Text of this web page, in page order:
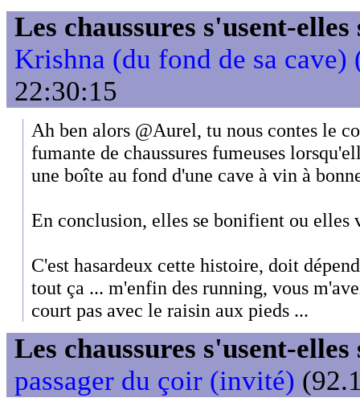
Les chaussures s'usent-
Krishna (du fond de sa
22:30:15
Ah ben alors @Aurel, tu nous contes le
fumante de chaussures fumeuses
une boîte au fond d'une cave à vin à
En conclusion, elles se bonifient ou elles
C'est hasardeux cette histoire, doit
tout ça ... m'enfin des running, vous
court pas avec le raisin aux pieds ...
Les chaussures s'usent-
passager du çoir (invité)